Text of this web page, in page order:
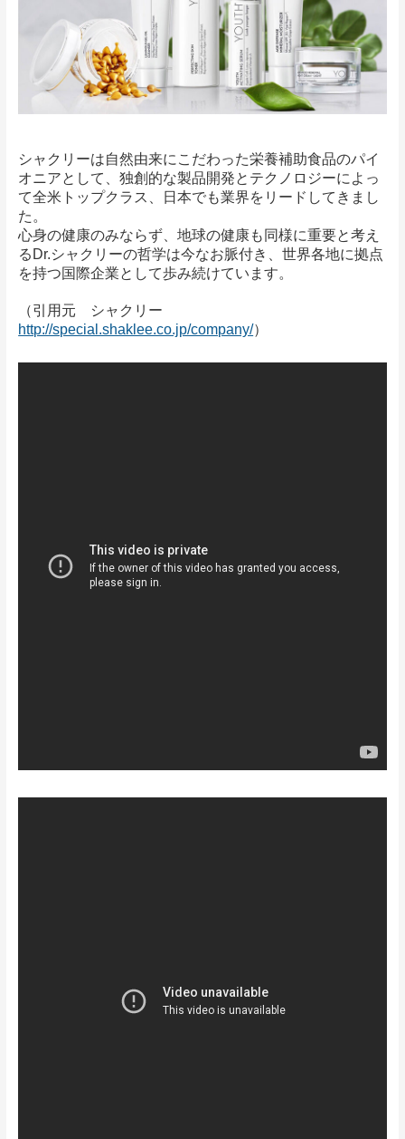
シャクリーは自然由来にこだわった栄養補助食品のパイ
オニアとして、独創的な製品開発とテクノロジーによっ
て全米トップクラス、日本でも業界をリードしてきまし
た。
心身の健康のみならず、地球の健康も同様に重要と考え
るDr.シャクリーの哲学は今なお脈付き、世界各地に拠点
を持つ国際企業として歩み続けています。
（引用元 シャクリー
http://special.shaklee.co.jp/company/）